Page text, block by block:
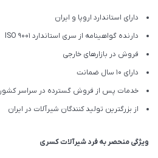
دارای استاندارد اروپا و ایران
دارنده گواهینامه از سری استاندارد ISO 9001
فروش در بازارهای خارجی
دارای 10 سال ضمانت
خدمات پس از فروش گسترده در سراسر کشور
از بزرگترین تولید کنندگان شیرآلات در ایران
ویژگی منحصر به فرد شیرآلات کسری